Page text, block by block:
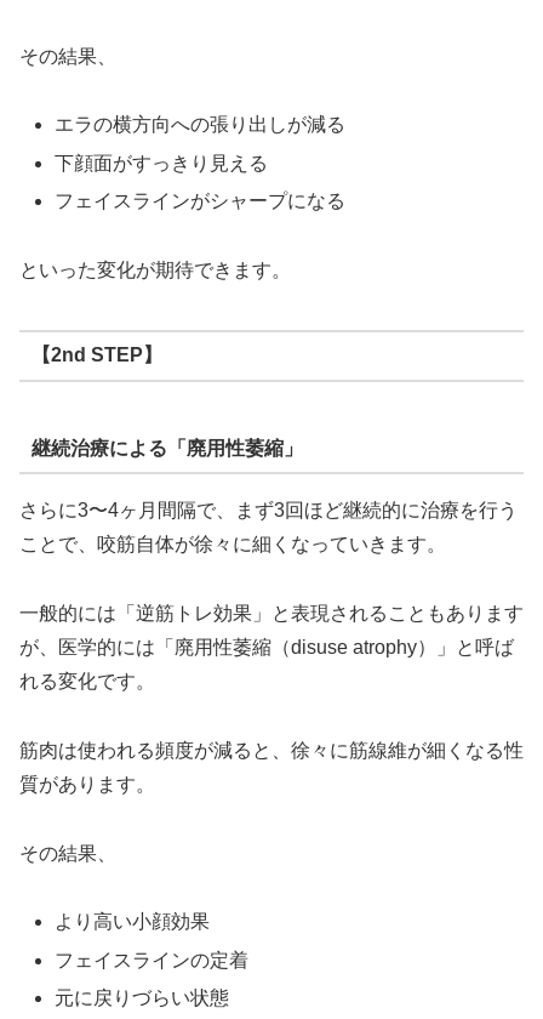
その結果、
エラの横方向への張り出しが減る
下顔面がすっきり見える
フェイスラインがシャープになる
といった変化が期待できます。
【2nd STEP】
継続治療による「廃用性萎縮」
さらに3〜4ヶ月間隔で、まず3回ほど継続的に治療を行う
ことで、咬筋自体が徐々に細くなっていきます。
一般的には「逆筋トレ効果」と表現されることもあります
が、医学的には「廃用性萎縮（disuse atrophy）」と呼ば
れる変化です。
筋肉は使われる頻度が減ると、徐々に筋線維が細くなる性
質があります。
その結果、
より高い小顔効果
フェイスラインの定着
元に戻りづらい状態